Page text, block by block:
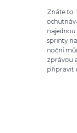
Znáte to.
najednou
sprinty
noční
zprávou
připravit